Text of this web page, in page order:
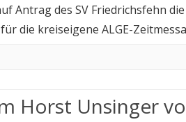
Antrag des SV Friedrichsfehn
die kreiseigene ALGE-
Horst Unsinger